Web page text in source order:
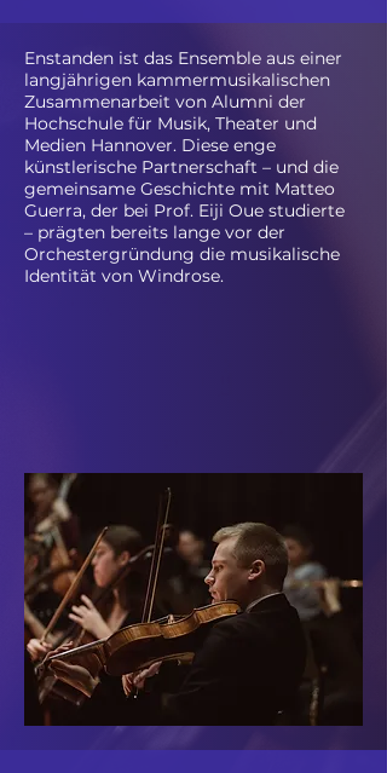
Enstanden ist das Ensemble aus einer
langjährigen kammermusikalischen
Zusammenarbeit von Alumni der
Hochschule für Musik, Theater und
Medien Hannover. Diese enge
künstlerische Partnerschaft – und die
gemeinsame Geschichte mit Matteo
Guerra, der bei Prof. Eiji Oue studierte
– prägten bereits lange vor der
Orchestergründung die musikalische
Identität von Windrose. ​​